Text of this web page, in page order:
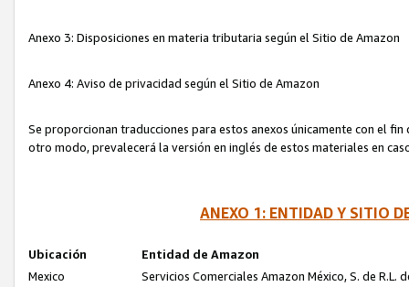
Anexo 3: Disposiciones en materia tributaria según el Sitio de Amazon
Anexo 4: Aviso de privacidad según el Sitio de Amazon
Se proporcionan traducciones para estos anexos únicamente con el
otro modo, prevalecerá la versión en inglés de estos materiales en
ANEXO 1: ENTIDAD Y SITIO
Ubicación
Entidad de Amazon
Mexico
Servicios Comerciales Amazon México, S. de R.L.